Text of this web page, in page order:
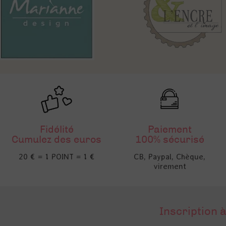
Fidélité
Cumulez des euros
20 € = 1 POINT = 1 €
Paiement
100% sécurisé
CB, Paypal, Chèque,
virement
Inscription